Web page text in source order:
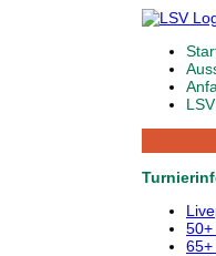
50+
65+